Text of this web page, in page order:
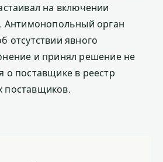
на включении
Антимонопольный орган
отсутствии явного
и принял решение не
о поставщике в реестр
поставщиков.